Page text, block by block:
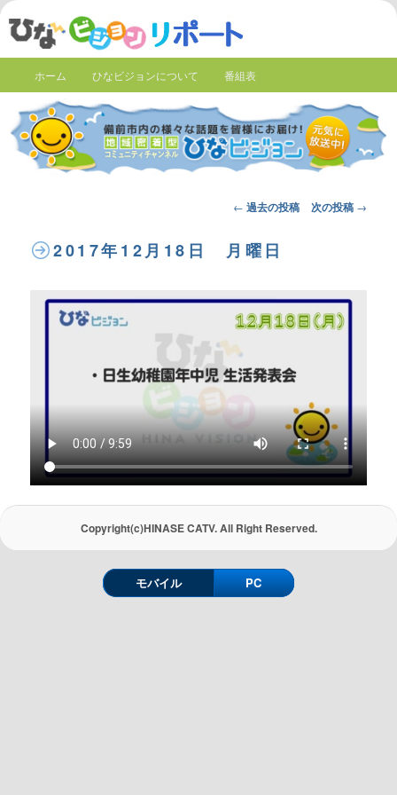
ホーム ひなビジョンについて 番組表
Post
← 過去の投稿 次の投稿 →
2017年12月18日 月曜日
Copyright(c)HINASE CATV. All Right Reserved.
モバイル PC